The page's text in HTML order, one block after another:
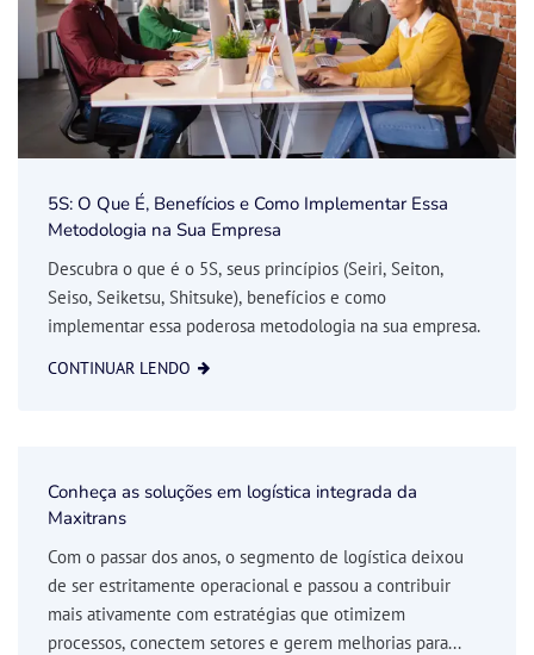
5S: O Que É, Benefícios e Como Implementar Essa
Metodologia na Sua Empresa
Descubra o que é o 5S, seus princípios (Seiri, Seiton,
Seiso, Seiketsu, Shitsuke), benefícios e como
implementar essa poderosa metodologia na sua empresa.
CONTINUAR LENDO
Conheça as soluções em logística integrada da
Maxitrans
Com o passar dos anos, o segmento de logística deixou
de ser estritamente operacional e passou a contribuir
mais ativamente com estratégias que otimizem
processos, conectem setores e gerem melhorias para...